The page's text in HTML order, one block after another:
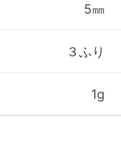
5㎜
３ふり
1g